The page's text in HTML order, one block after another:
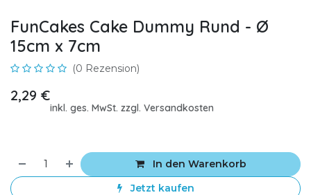
FunCakes Cake Dummy Rund - Ø
15cm x 7cm
(0 Rezension)
2,29 €
inkl. ges. MwSt. zzgl. Versandkosten
In den Warenkorb
Jetzt kaufen